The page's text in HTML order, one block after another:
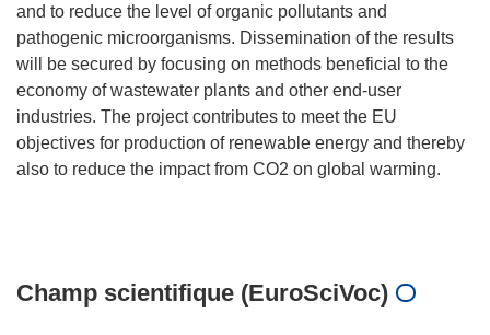
and to reduce the level of organic pollutants and
pathogenic microorganisms. Dissemination of the results
will be secured by focusing on methods beneficial to the
economy of wastewater plants and other end-user
industries. The project contributes to meet the EU
objectives for production of renewable energy and thereby
also to reduce the impact from CO2 on global warming.
Champ scientifique (EuroSciVoc)